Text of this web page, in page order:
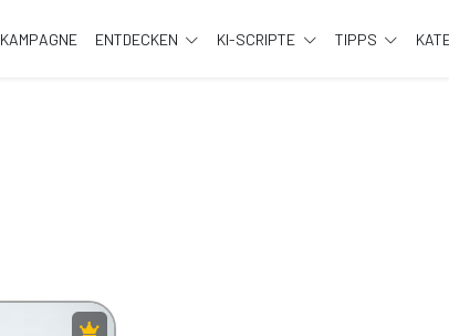
KAMPAGNE ENTDECKEN KI-SCRIPTE TIPPS